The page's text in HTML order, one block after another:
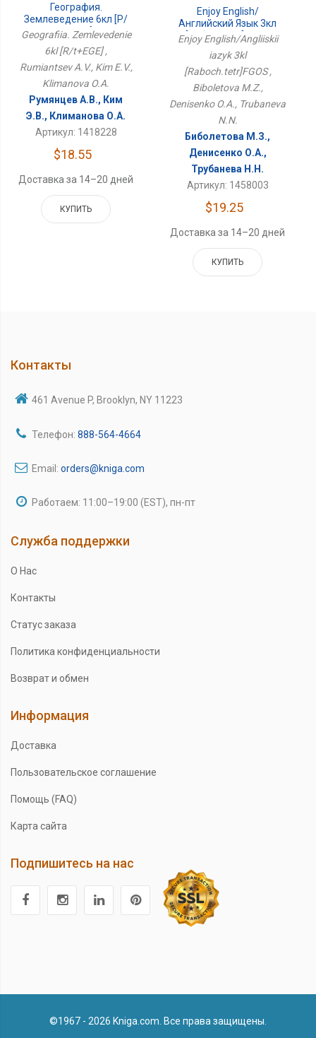
География.
Землеведение 6кл [Р/
Т+ЕГЭ]
Geografiia. Zemlevedenie
6kl [R/t+EGE] ,
Rumiantsev A.V., Kim E.V.,
Klimanova O.A.
Румянцев А.В., Ким
Э.В., Климанова О.А.
Артикул: 1418228
$18.55
Доставка за 14–20 дней
КУПИТЬ
Enjoy English/
Английский Язык 3кл
[Рабоч.тетр]ФГОС
Enjoy English/Angliiskii
iazyk 3kl
[Raboch.tetr]FGOS ,
Biboletova M.Z.,
Denisenko O.A., Trubaneva
N.N.
Биболетова М.З.,
Денисенко О.А.,
Трубанева Н.Н.
Артикул: 1458003
$19.25
Доставка за 14–20 дней
КУПИТЬ
Контакты
461 Avenue P, Brooklyn, NY 11223
Телефон: 888-564-4664
Email: orders@kniga.com
Работаем: 11:00–19:00 (EST), пн-пт
Служба поддержки
О Нас
Контакты
Статус заказа
Политика конфиденциальности
Возврат и обмен
Информация
Доставка
Пользовательское соглашение
Помощь (FAQ)
Карта сайта
Подпишитесь на нас
©1967 - 2026 Kniga.com. Все права защищены.